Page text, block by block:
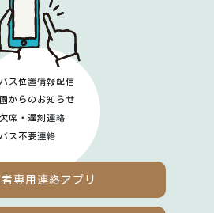
専用 連絡アプリ
バス位置情報配信
園からのお知らせ
欠席・遅刻連絡
バス不要連絡